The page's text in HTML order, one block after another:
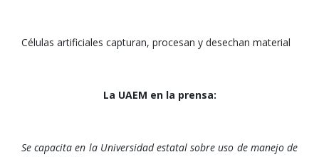
Células artificiales capturan, procesan y desechan material
La UAEM en la prensa:
Se capacita en la Universidad estatal sobre uso de manejo de